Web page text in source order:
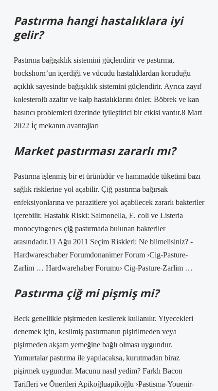
Pastırma hangi hastalıklara iyi
gelir?
Pastırma bağışıklık sistemini güçlendirir ve pastırma,
bockshorn’un içerdiği ve vücudu hastalıklardan koruduğu
açıklık sayesinde bağışıklık sistemini güçlendirir. Ayrıca zayıf
kolesterolü azaltır ve kalp hastalıklarını önler. Böbrek ve kan
basıncı problemleri üzerinde iyileştirici bir etkisi vardır.8 Mart
2022 İç mekanın avantajları
Market pastırması zararlı mı?
Pastırma işlenmiş bir et ürünüdür ve hammadde tüketimi bazı
sağlık risklerine yol açabilir. Çiğ pastırma bağırsak
enfeksiyonlarına ve parazitlere yol açabilecek zararlı bakteriler
içerebilir. Hastalık Riski: Salmonella, E. coli ve Listeria
monocytogenes çiğ pastırmada bulunan bakteriler
arasındadır.11 Ağu 2011 Seçim Riskleri: Ne bilmelisiniz? -
Hardwareschaber Forumdonanimer Forum ›Cig-Pasture-
Zarlim … Hardwarehaber Forumu› Cig-Pasture-Zarlim …
Pastırma çiğ mi pişmiş mi?
Beck genellikle pişirmeden kesilerek kullanılır. Yiyecekleri
denemek için, kesilmiş pastırmanın pişirilmeden veya
pişirmeden akşam yemeğine bağlı olması uygundur.
Yumurtalar pastırma ile yapılacaksa, kurutmadan biraz
pişirmek uygundur. Macunu nasıl yedim? Farklı Bacon
Tarifleri ve Önerileri Apikoğluapikoğlu ›Pastisma-Youenir-